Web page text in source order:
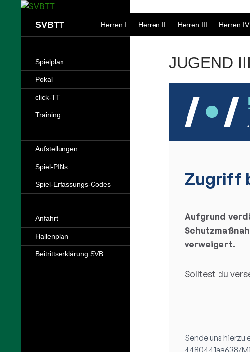
SVBTT Herren I Herren II Herren III Herren IV
JUGEND III
Spielplan
Pokal
click-TT
Training
Aufstellungen
Spiel-PINs
Spiel-Erfassungs-Codes
Anfahrt
Hallenplan
Beitrittserklärung SVB